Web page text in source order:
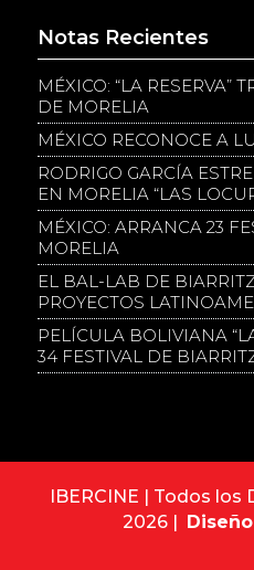
Notas Recientes
MÉXICO: “LA RESERVA”
DE MORELIA
MÉXICO RECONOCE A
RODRIGO GARCÍA
EN MORELIA “LAS
MÉXICO: ARRANCA 23
MORELIA
EL BAL-LAB DE
PROYECTOS
PELÍCULA BOLIVIANA
34 FESTIVAL DE
IBERCINE | Todos los
2026 |